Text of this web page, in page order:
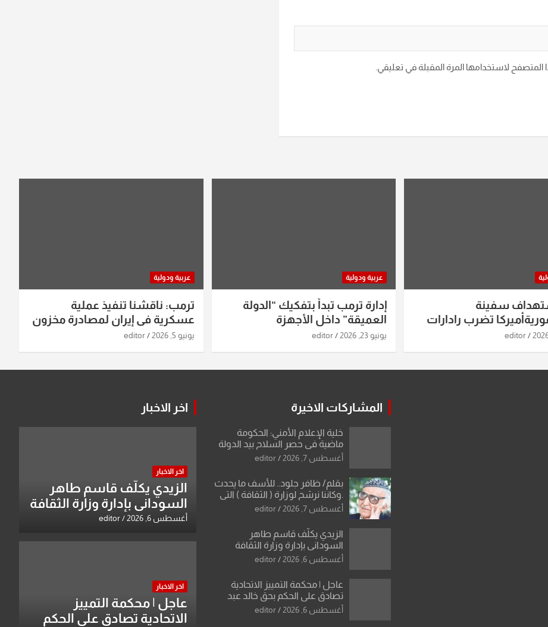
المتصفح لاستخدامها المرة المقبلة في تعليقي.
سفينة
تضرب رادارات
صواريخ ومسيرات إيران..
editor
عربية ودولية
إدارة ترمب تبدأ بتفكيك “الدولة
العميقة” داخل الأجهزة
الاستخباراتية
يونيو 23, 2026 editor
عربية ودولية
ترمب: ناقشنا تنفيذ عملية
عسكرية في إيران لمصادرة مخزون
اليورانيوم
يونيو 5, 2026 editor
المشاركات الاخيرة
خلية الإعلام الأمني: الحكومة
ماضية في حصر السلاح بيد الدولة
دون رجعة
أغسطس 7, 2026 editor
بقلم/ ظافر جلود.. للأسف ما يحدث
.وكاننا نرشح لوزارة ( الثقافة ) التي
ماتت من زمان وزير يمثلها من
العراقية..
أغسطس 7, 2026 editor
الزيدي يكلّف قاسم طاهر
السوداني بإدارة وزارة الثقافة
أغسطس 6, 2026 editor
عاجل | محكمة التمييز الاتحادية
تصادق على الحكم بحق خالد عبد
الواحد كبيان
أغسطس 6, 2026 editor
اخر الاخبار
اخر الاخبار
الزيدي يكلّف قاسم طاهر
السوداني بإدارة وزارة الثقافة
أغسطس 6, 2026 editor
اخر الاخبار
عاجل | محكمة التمييز
الاتحادية تصادق على الحكم